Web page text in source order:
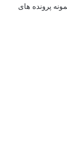
پرونده های